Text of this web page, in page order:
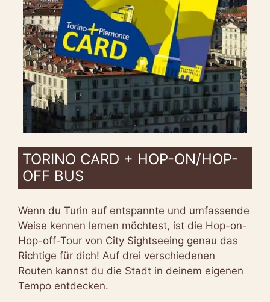
TORINO CARD + HOP-ON/HOP-
OFF BUS
Wenn du Turin auf entspannte und umfassende
Weise kennen lernen möchtest, ist die Hop-on-
Hop-off-Tour von City Sightseeing genau das
Richtige für dich! Auf drei verschiedenen
Routen kannst du die Stadt in deinem eigenen
Tempo entdecken.